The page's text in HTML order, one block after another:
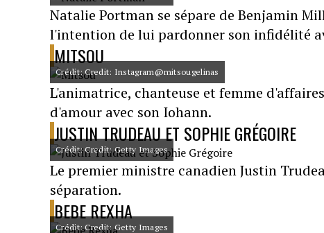
Natalie Portman se sépare de Benjamin
l'intention de lui pardonner son infidélité
MITSOU
Crédit: Credit: Instagram@mitsougelinas
L'animatrice, chanteuse et femme
d'amour avec son Iohann.
JUSTIN TRUDEAU ET SOPHIE GRÉGOIRE
Crédit: Credit: Getty Images
Le premier ministre canadien Justin
séparation.
BEBE REXHA
Crédit: Credit: Getty Images